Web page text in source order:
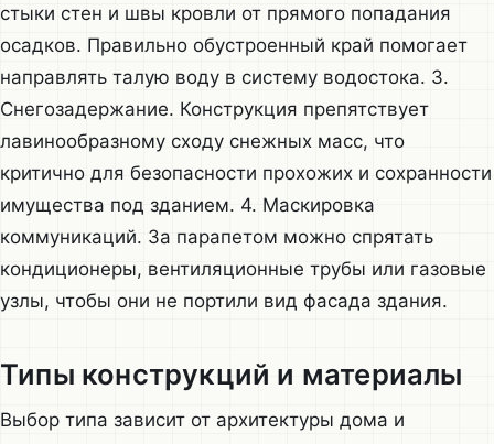
стыки стен и швы кровли от прямого попадания
осадков. Правильно обустроенный край помогает
направлять талую воду в систему водостока. 3.
Снегозадержание. Конструкция препятствует
лавинообразному сходу снежных масс, что
критично для безопасности прохожих и сохранности
имущества под зданием. 4. Маскировка
коммуникаций. За парапетом можно спрятать
кондиционеры, вентиляционные трубы или газовые
узлы, чтобы они не портили вид фасада здания.
Типы конструкций и материалы
Выбор типа зависит от архитектуры дома и